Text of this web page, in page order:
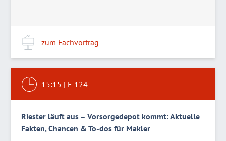
zum Fachvortrag
15:15 | E 124
Riester läuft aus – Vorsorgedepot kommt: Aktuelle
Fakten, Chancen & To-dos für Makler